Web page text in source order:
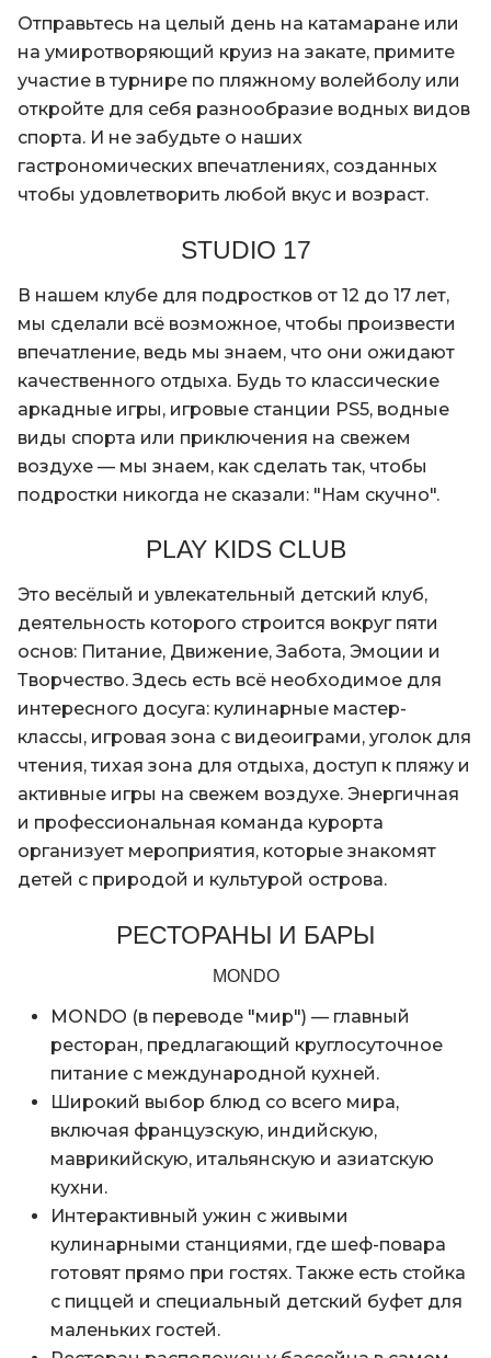
Отправьтесь на целый день на катамаране или
на умиротворяющий круиз на закате, примите
участие в турнире по пляжному волейболу или
откройте для себя разнообразие водных видов
спорта. И не забудьте о наших
гастрономических впечатлениях, созданных
чтобы удовлетворить любой вкус и возраст.
STUDIO 17
В нашем клубе для подростков от 12 до 17 лет,
мы сделали всё возможное, чтобы произвести
впечатление, ведь мы знаем, что они ожидают
качественного отдыха. Будь то классические
аркадные игры, игровые станции PS5, водные
виды спорта или приключения на свежем
воздухе — мы знаем, как сделать так, чтобы
подростки никогда не сказали: "Нам скучно".
PLAY KIDS CLUB
Это весёлый и увлекательный детский клуб,
деятельность которого строится вокруг пяти
основ: Питание, Движение, Забота, Эмоции и
Творчество. Здесь есть всё необходимое для
интересного досуга: кулинарные мастер-
классы, игровая зона с видеоиграми, уголок для
чтения, тихая зона для отдыха, доступ к пляжу и
активные игры на свежем воздухе. Энергичная
и профессиональная команда курорта
организует мероприятия, которые знакомят
детей с природой и культурой острова.
РЕСТОРАНЫ И БАРЫ
MONDO
MONDO (в переводе "мир") — главный
ресторан, предлагающий круглосуточное
питание с международной кухней.
Широкий выбор блюд со всего мира,
включая французскую, индийскую,
маврикийскую, итальянскую и азиатскую
кухни.
Интерактивный ужин с живыми
кулинарными станциями, где шеф-повара
готовят прямо при гостях. Также есть стойка
с пиццей и специальный детский буфет для
маленьких гостей.